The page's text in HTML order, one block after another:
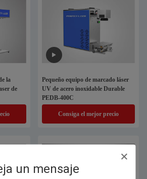
un mensaje
la
de
Pequeño equipo de marcado láser
UV de acero inoxidable Durable
PEDB-400C
Consiga el mejor precio